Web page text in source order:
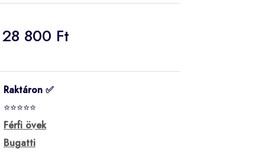
28 800 Ft
Raktáron ✅
⭐⭐⭐⭐⭐
Férfi övek
Bugatti